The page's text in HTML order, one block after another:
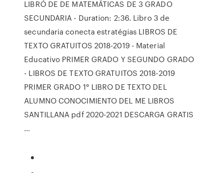
LIBRÓ DE DE MATEMÁTICAS DE 3 GRADO
SECUNDARIA - Duration: 2:36. Libro 3 de
secundaria conecta estratégias LIBROS DE
TEXTO GRATUITOS 2018-2019 - Material
Educativo PRIMER GRADO Y SEGUNDO GRADO
- LIBROS DE TEXTO GRATUITOS 2018-2019
PRIMER GRADO 1° LIBRO DE TEXTO DEL
ALUMNO CONOCIMIENTO DEL ME LIBROS
SANTILLANA pdf 2020-2021 DESCARGA GRATIS
…